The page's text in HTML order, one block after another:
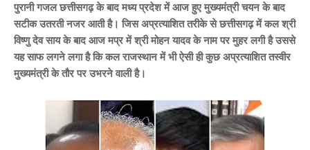
पुरानी गजल छत्तीसगढ़ के बाद मध्य प्रदेश में आज हुए मुख्यमंत्री चयन के बाद
सटीक उतरती नजर आती है। जिस अप्रत्याशित तरीके से छत्तीसगढ़ में कल श्री
विष्णु देव साय के बाद आज मप्र में श्री मोहन यादव के नाम पर मुहर लगी है उससे
यह साफ लगने लगा है कि कल राजस्थान में भी ऐसी ही कुछ अप्रत्याशित तस्वीर
मुख्यमंत्री के तौर पर उभरने वाली है।